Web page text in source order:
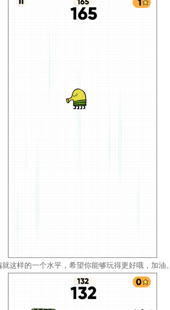
这样的一个水平，希望你能够玩得更好哦，加油。